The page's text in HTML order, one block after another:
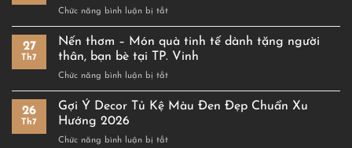
Không
Gian
Decor
Nội
Tại
TP
Chức năng bình luận bị tắtở
Decor
Nhà
Theo
Gỗ:
Lựa
Chọn
27
Th7
Nến thơm – Món quà tinh tế dành tặng người
thân, bạn bè tại TP. Vinh
Chức năng bình luận bị tắtở
Nến
thơm
quà
26
Th7
Gợi Ý Decor Tủ Kệ Màu Đen Đẹp Chuẩn Xu
Hướng 2026
Chức năng bình luận bị tắtở